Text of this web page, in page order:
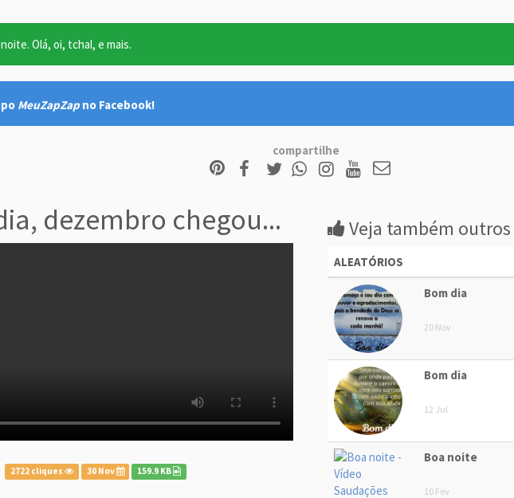
Olá, oi, tchal, e mais.
MeuZapZap no Facebook!
compartilhe
dezembro chegou...
2722 cliques 30 Nov 159.9 KB
Veja também outros
ALEATÓRIOS
Bom dia
20 Nov
Bom dia
12 Jul
Boa noite
10 Fev